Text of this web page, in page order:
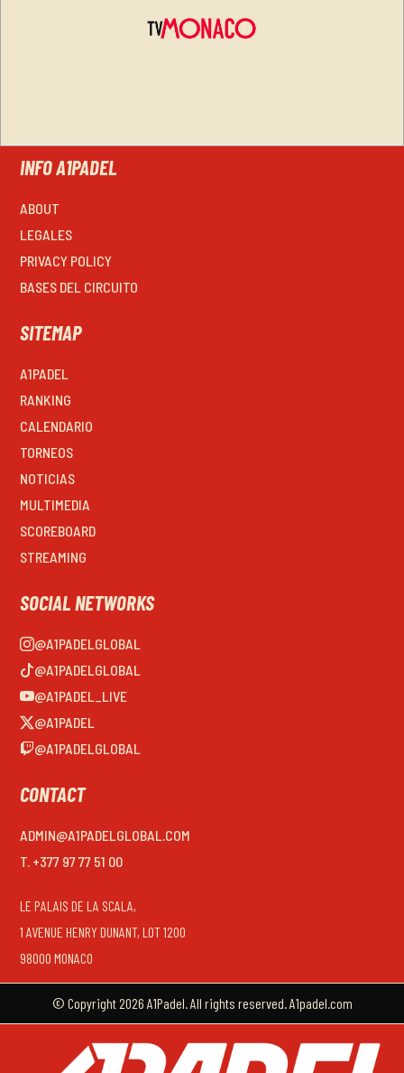
INFO A1PADEL
ABOUT
LEGALES
PRIVACY POLICY
BASES DEL CIRCUITO
SITEMAP
A1PADEL
RANKING
CALENDARIO
TORNEOS
NOTICIAS
MULTIMEDIA
SCOREBOARD
STREAMING
SOCIAL NETWORKS
@A1PADELGLOBAL
@A1PADELGLOBAL
@A1PADEL_LIVE
@A1PADEL
@A1PADELGLOBAL
CONTACT
ADMIN@A1PADELGLOBAL.COM
T. +377 97 77 51 00
LE PALAIS DE LA SCALA,
1 AVENUE HENRY DUNANT, LOT 1200
98000 MONACO
© Copyright 2026 A1Padel. All rights reserved. A1padel.com